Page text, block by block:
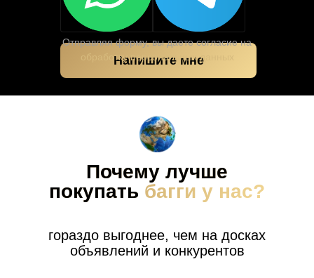
Напишите мне
Отправляя форму, вы даете согласие на
обработку персональных данных
Почему лучше
покупать багги у нас?
гораздо выгоднее, чем на досках
объявлений и конкурентов